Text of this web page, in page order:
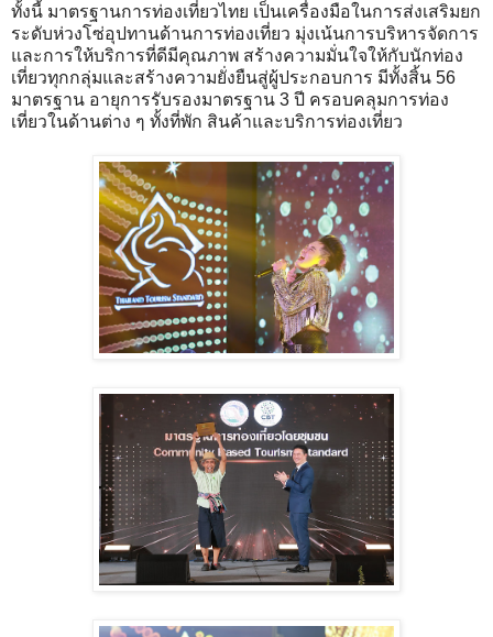
ทั้งนี้ มาตรฐานการท่องเที่ยวไทย เป็นเครื่องมือในการส่งเสริมยก
ระดับห่วงโซ่อุปทานด้านการท่องเที่ยว มุ่งเน้นการบริหารจัดการ
และการให้บริการที่ดีมีคุณภาพ สร้างความมั่นใจให้กับนักท่อง
เที่ยวทุกกลุ่มและสร้างความยั่งยืนสู่ผู้ประกอบการ มีทั้งสิ้น 56
มาตรฐาน อายุการรับรองมาตรฐาน 3 ปี ครอบคลุมการท่อง
เที่ยวในด้านต่าง ๆ ทั้งที่พัก สินค้าและบริการท่องเที่ยว